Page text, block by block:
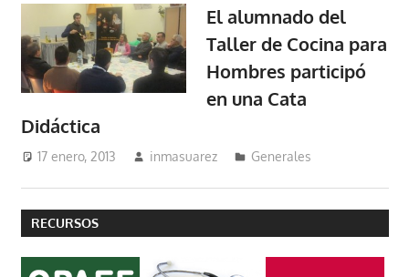
El alumnado del
Taller de Cocina para
Hombres participó
en una Cata
Didáctica
17 enero, 2013 inmasuarez Generales
RECURSOS